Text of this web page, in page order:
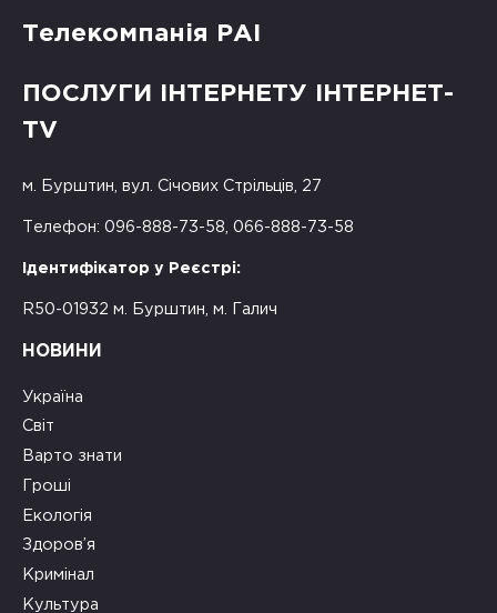
Телекомпанія РАІ
ПОСЛУГИ ІНТЕРНЕТУ ІНТЕРНЕТ-
TV
м. Бурштин, вул. Січових Стрільців, 27
Телефон: 096-888-73-58, 066-888-73-58
Ідентифікатор у Реєстрі:
R50-01932 м. Бурштин, м. Галич
НОВИНИ
Україна
Світ
Варто знати
Гроші
Екологія
Здоров’я
Кримінал
Культура